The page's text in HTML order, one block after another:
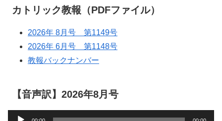
カトリック教報（PDFファイル）
2026年 8月号 第1149号
2026年 6月号 第1148号
教報バックナンバー
【音声訳】2026年8月号